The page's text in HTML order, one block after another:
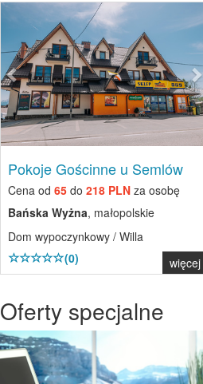
Previous Next
Pokoje Gościnne u Semlów
Cena od 65do 218 PLNza osobę
Bańska Wyżna, małopolskie
Dom wypoczynkowy / Willa
(0)
więcej
Oferty specjalne